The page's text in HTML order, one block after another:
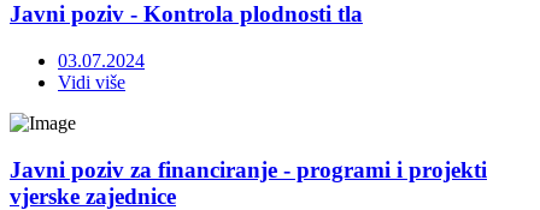
Javni poziv - Kontrola plodnosti tla
03.07.2024
Vidi više
Javni poziv za financiranje - programi i projekti
vjerske zajednice